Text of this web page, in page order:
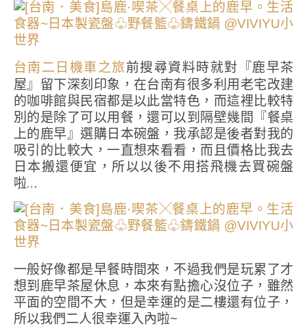
台南二日機車之旅前搜尋資料時就對『鹿早茶
屋』留下深刻印象，在台南有很多利用老宅改建
的咖啡館與民宿都是以此當特色，而這裡比較特
別的是除了可以用餐，還可以到隔壁幾間『餐桌
上的鹿早』選購日本碗盤，我承認是後者對我的
吸引的比較大，一直想來看看，而且價格比我去
日本搬還便宜，所以以後不用搭飛機去買碗盤
啦…
一般好像都是早餐時間來，不過我們是玩累了才
想到鹿早茶屋休息，本來有點擔心沒位子，雖然
平面的空間不大，但是幸運的是二樓還有位子，
所以我們二人很幸運入內啦~